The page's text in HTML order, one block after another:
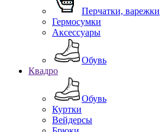
Перчатки, варежки
Гермосумки
Аксессуары
Обувь
Квадро
Обувь
Куртки
Вейдерсы